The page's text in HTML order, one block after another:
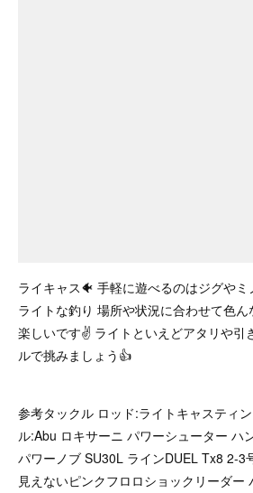
ライキャス🐠 手軽に遊べるのはジグや
ライトな釣り 場所や状況に合わせて色
楽しいです✌ ライトといえどアタリや引
ルで挑みましょう👍
参考タックル ロッド:ライトキャスティ
ル:Abu ロキサーニ パワーシューター ハ
パワーノブ SU30L ラインDUEL Tx8 2-3
見えないピンクフロロショックリーダー